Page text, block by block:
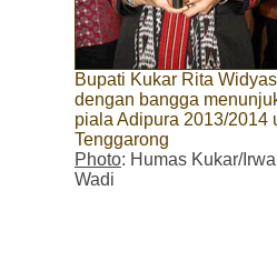
Bupati Kukar Rita
dengan bangga
piala Adipura 2013/2014
Tenggarong
Photo: Humas Kukar/
Wadi